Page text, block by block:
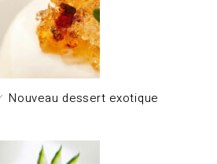
Nouveau dessert exotique